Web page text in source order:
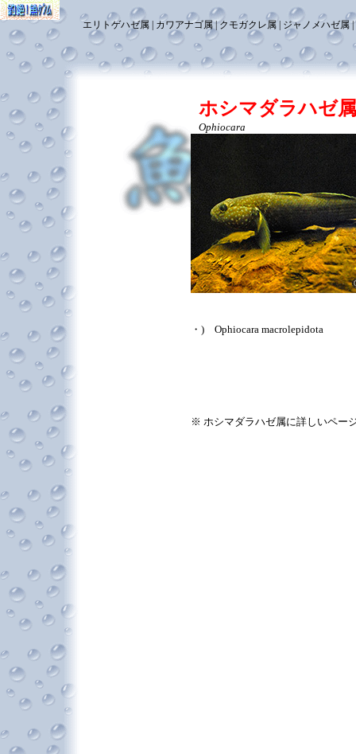
ホシマダラハゼ属
Ophiocara
・) Ophiocara macrolepidota
※ ホシマダラハゼ属に詳しいペー
エリトゲハゼ属 カワアナゴ属 クモガクレ属 ジャノメハゼ属